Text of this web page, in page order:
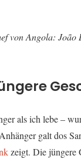
von Angola: João
als ich lebe –
galt dos
zeigt. Die jüngere